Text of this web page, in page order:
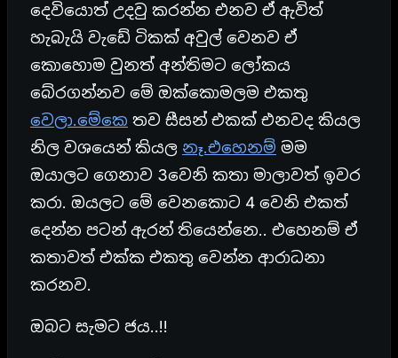
දෙවියොත් උදවු කරන්න එනව ඒ ඇවිත්
හැබැයි වැඩේ ටිකක් අවුල් වෙනව ඒ
කොහොම වුනත් අන්තිමට ලෝකය
බේරගන්නව මේ ඔක්කොමලම එකතු
වෙලා.මේකෙ තව සීසන් එකක් එනවද කියල
නිල වශයෙන් කියල නෑ.එහෙනම් මම
ඔයාලට ගෙනාව 3වෙනි කතා මාලාවත් ඉවර
කරා. ඔයලට මේ වෙනකොට 4 වෙනි එකත්
දෙන්න පටන් ඇරන් තියෙන්නෙ.. එහෙනම් ඒ
කතාවත් එක්ක එකතු වෙන්න ආරාධනා
කරනව.
ඔබට සැමට ජය..!!